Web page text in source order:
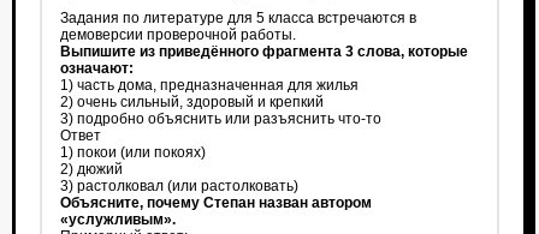
Задания по литературе для 5 класса встречаются в
демоверсии проверочной работы.
Выпишите из приведённого фрагмента 3 слова, которые
означают:
1) часть дома, предназначенная для жилья
2) очень сильный, здоровый и крепкий
3) подробно объяснить или разъяснить что-то
Ответ
1) покои (или покоях)
2) дюжий
3) растолковал (или растолковать)
Объясните, почему Степан назван автором
«услужливым».